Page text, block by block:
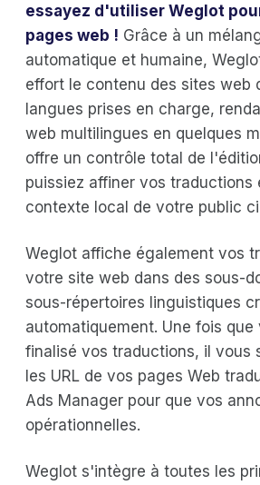
essayez d'utiliser Weglot
pages web ! Grâce à un
automatique et humaine,
effort le contenu des sites web
langues prises en charge,
web multilingues en quelques
offre un contrôle total de
puissiez affiner vos traductions
contexte local de votre public
Weglot affiche également vos
votre site web dans des sous-
sous-répertoires linguistiques
automatiquement. Une fois que
finalisé vos traductions, il vous
les URL de vos pages Web
Ads Manager pour que vos
opérationnelles.
Weglot s'intègre à toutes les